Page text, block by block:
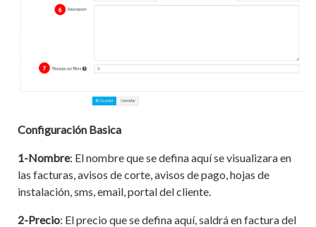
Configuración Basica
1-Nombre: El nombre que se defina aquí se visualizara en
las facturas, avisos de corte, avisos de pago, hojas de
instalación, sms, email, portal del cliente.
2-Precio: El precio que se defina aquí, saldrá en factura del